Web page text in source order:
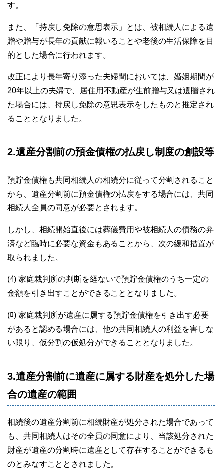
す。
また、「持戻し免除の意思表示」とは、被相続人による遺
贈や贈与が長年の貢献に報いることや老後の生活保障を目
的とした場合に行われます。
改正により長年寄り添った夫婦間においては、婚姻期間が
20年以上の夫婦で、居住用不動産が生前贈与又は遺贈され
た場合には、持戻し免除の意思表示をしたものと推定され
ることとなりました。
2.遺産分割前の預金債権の払戻し制度の創設等
預貯金債権も共同相続人の相続分に従って分割されること
から、遺産分割前に預金債権の払戻をする場合には、共同
相続人全員の同意が必要とされます。
しかし、相続開始直後には葬儀費用や被相続人の債務の弁
済など臨時に必要な資金もあることから、次の緩和措置が
取られました。
(ｲ) 家庭裁判所の判断を経ないで預貯金債権のうち一定の
金額を引き出すことができることとなりました。
(ﾛ) 家庭裁判所が遺産に属する預貯金債権を引き出す必要
があると認める場合には、他の共同相続人の利益を害しな
い限り、仮分割の仮処分ができることとなりました。
3.遺産分割前に遺産に属する財産を処分した場
合の遺産の範囲
相続後の遺産分割前に相続財産が処分された場合であって
も、共同相続人はその全員の同意により、当該処分された
財産が遺産の分割時に遺産として存在することができるも
のとみなすこととされました。